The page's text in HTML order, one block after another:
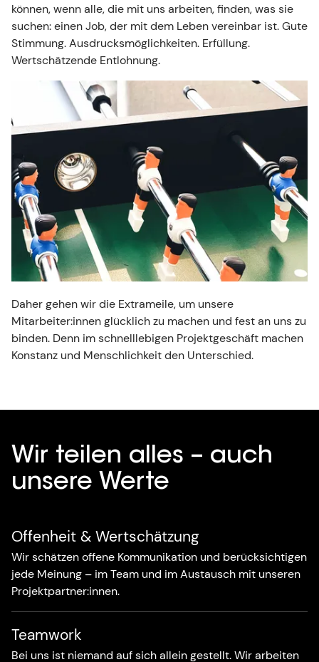
können, wenn alle, die mit uns arbeiten, finden, was sie
suchen: einen Job, der mit dem Leben vereinbar ist. Gute
Stimmung. Ausdrucksmöglichkeiten. Erfüllung.
Wertschätzende Entlohnung.
Daher gehen wir die Extrameile, um unsere
Mitarbeiter:innen glücklich zu machen und fest an uns zu
binden. Denn im schnelllebigen Projektgeschäft machen
Konstanz und Menschlichkeit den Unterschied.
Wir teilen alles – auch
unsere Werte
Offenheit & Wertschätzung
Wir schätzen offene Kommunikation und berücksichtigen
jede Meinung – im Team und im Austausch mit unseren
Projektpartner:innen.
Teamwork
Bei uns ist niemand auf sich allein gestellt. Wir arbeiten